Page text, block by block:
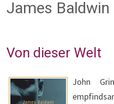
James Baldwin
Von dieser Welt
John